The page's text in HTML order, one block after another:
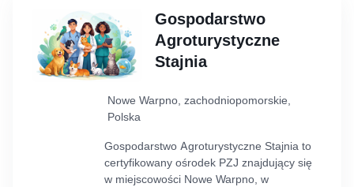
Gospodarstwo
Agroturystyczne
Stajnia
Nowe Warpno, zachodniopomorskie,
Polska
Gospodarstwo Agroturystyczne Stajnia to
certyfikowany ośrodek PZJ znajdujący się
w miejscowości Nowe Warpno, w